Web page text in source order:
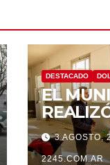
DESTACADO
EL
DE3 AGOSTO,
2245.COM.AR